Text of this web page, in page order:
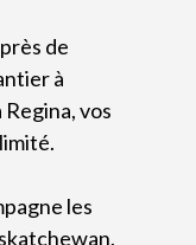
de
à
vos
les